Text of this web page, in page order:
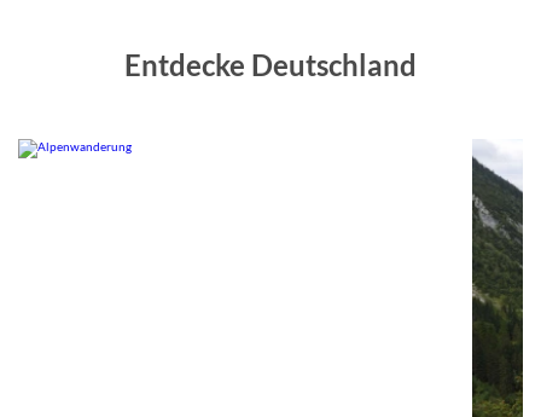
Entdecke Deutschland